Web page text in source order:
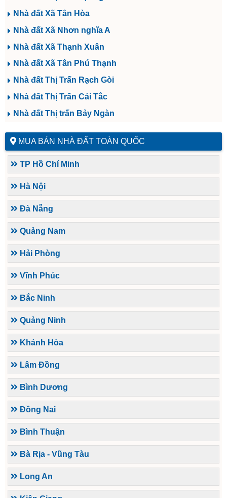
Nhà đất Xã Tân Hòa
Nhà đất Xã Nhơn nghĩa A
Nhà đất Xã Thạnh Xuân
Nhà đất Xã Tân Phú Thạnh
Nhà đất Thị Trấn Rạch Gòi
Nhà đất Thị Trấn Cái Tắc
Nhà đất Thị trấn Bảy Ngàn
MUA BÁN NHÀ ĐẤT TOÀN QUỐC
TP Hồ Chí Minh
Hà Nội
Đà Nẵng
Quảng Nam
Hải Phòng
Vĩnh Phúc
Bắc Ninh
Quảng Ninh
Khánh Hòa
Lâm Đồng
Bình Dương
Đồng Nai
Bình Thuận
Bà Rịa - Vũng Tàu
Long An